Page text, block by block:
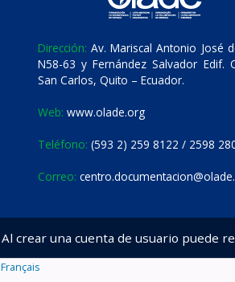
Dirección: Av. Mariscal Antonio José
N58-63 y Fernández Salvador Edif.
San Carlos, Quito – Ecuador.
Web: www.olade.org
Teléfono: (593 2) 259 8122 / 2598
Correo:
Al crear una cuenta de usuario puede
Français